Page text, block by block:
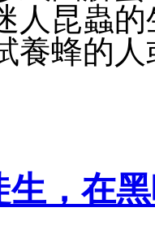
人昆蟲
養蜂的
生，在